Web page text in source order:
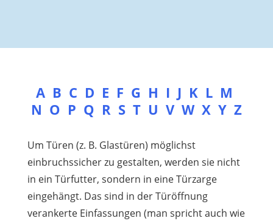
A B C D E F G H I J K L M
N O P Q R S T U V W X Y Z
Um Türen (z. B. Glastüren) möglichst
einbruchssicher zu gestalten, werden sie nicht
in ein Türfutter, sondern in eine Türzarge
eingehängt. Das sind in der Türöffnung
verankerte Einfassungen (man spricht auch wie